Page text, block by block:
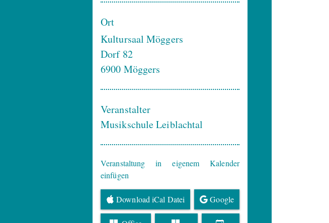
Ort
Kultursaal Möggers
Dorf 82
6900 Möggers
Veranstalter
Musikschule Leiblachtal
Veranstaltung in eigenem Kalender
einfügen
Download iCal Datei Google